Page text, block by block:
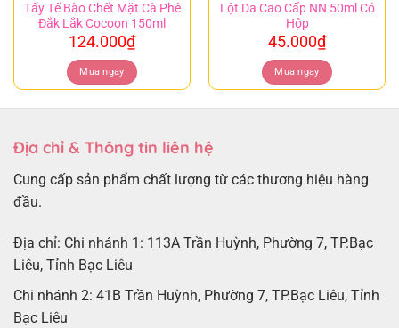
Tẩy Tế Bào Chết Mặt Cà Phê
Đắk Lắk Cocoon 150ml
124.000₫
Mua ngay
Lột Da Cao Cấp NN 50ml Có
Hộp
45.000₫
Mua ngay
Địa chỉ & Thông tin liên hệ
Cung cấp sản phẩm chất lượng từ các thương hiệu hàng
đầu.
Địa chỉ: Chi nhánh 1: 113A Trần Huỳnh, Phường 7, TP.Bạc
Liêu, Tỉnh Bạc Liêu
Chi nhánh 2: 41B Trần Huỳnh, Phường 7, TP.Bạc Liêu, Tỉnh
Bạc Liêu